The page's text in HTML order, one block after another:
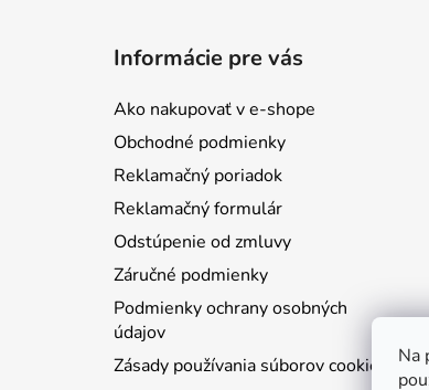
Na
Informácie pre vás
Ako nakupovať v e-shope
Obchodné podmienky
Reklamačný poriadok
Reklamačný formulár
Odstúpenie od zmluvy
Záručné podmienky
Podmienky ochrany osobných
údajov
Zásady používania súborov cookie